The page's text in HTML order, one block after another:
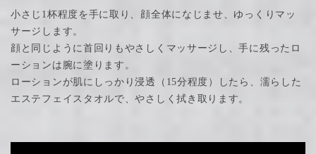
小さじ1杯程度を手に取り、顔全体になじませ、ゆっくりマッ
サージします。
顔と同じように首回りもやさしくマッサージし、手に残ったロ
ーションは腕に塗ります。
ローションが肌にしっかり浸透（15分程度）したら、濡らした
エステフェイスタオルで、やさしく拭き取ります。